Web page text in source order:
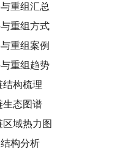
重组汇总
重组方式
重组案例
重组趋势
结构梳理
生态图谱
域热力图
构分析